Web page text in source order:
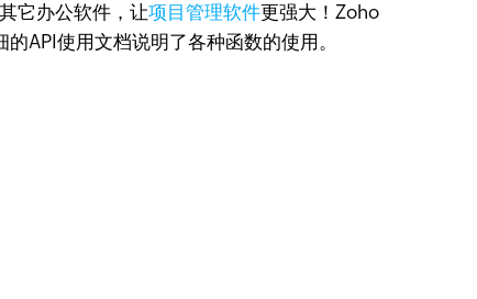
它办公软件，让项目管理软件更强大！Zoho
API使用文档说明了各种函数的使用。